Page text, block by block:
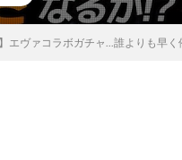
】エヴァコラボガチャ...誰よりも早